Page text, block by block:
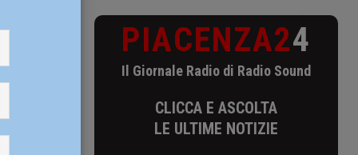
molto
PIACENZA24
Il Giornale Radio di Radio Sound
CLICCA E ASCOLTA
LE ULTIME NOTIZIE